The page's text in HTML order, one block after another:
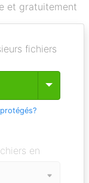
et gratuitement
fichiers
Toggle
en